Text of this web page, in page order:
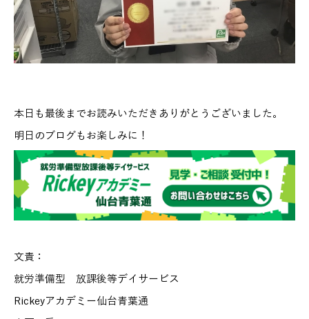
本日も最後までお読みいただきありがとうございました。
明日のブログもお楽しみに！
文責：
就労準備型 放課後等デイサービス
Rickeyアカデミー仙台青葉通